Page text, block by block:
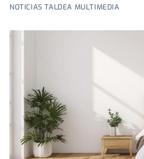
NOTICIAS TALDEA MULTIMEDIA